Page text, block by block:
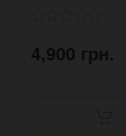
4,900 грн.